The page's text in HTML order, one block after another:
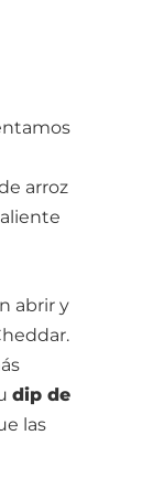
arroz
abrir y
dip de
las